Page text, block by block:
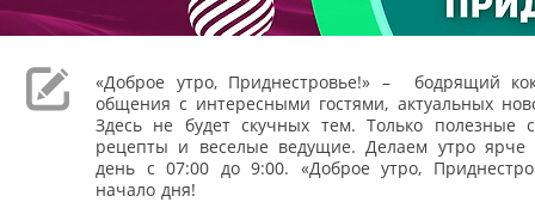
«Доброе утро, Приднестровье!» – бодрящий
общения с интересными гостями, актуальных
Здесь не будет скучных тем. Только полезные
рецепты и веселые ведущие. Делаем утро ярче
день с 07:00 до 9:00. «Доброе утро,
начало дня!